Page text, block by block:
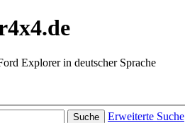
Explorer in deutscher Sprache
Suche Erweiterte Suche